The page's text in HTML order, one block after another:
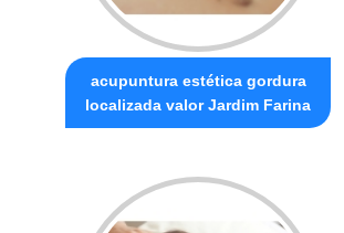
acupuntura estética gordura
localizada valor Jardim Farina